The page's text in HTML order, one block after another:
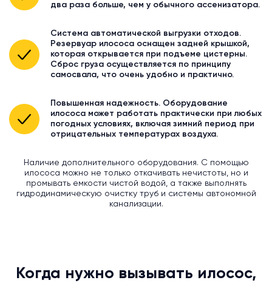
два раза больше, чем у обычного ассенизатора.
Система автоматической выгрузки отходов.
Резервуар илососа оснащен задней крышкой,
которая открывается при подъеме цистерны.
Сброс груза осуществляется по принципу
самосвала, что очень удобно и практично.
Повышенная надежность. Оборудование
илососа может работать практически при любых
погодных условиях, включая зимний период при
отрицательных температурах воздуха.
Наличие дополнительного оборудования. С помощью
илососа можно не только откачивать нечистоты, но и
промывать емкости чистой водой, а также выполнять
гидродинамическую очистку труб и системы автономной
канализации.
Когда нужно вызывать илосос,